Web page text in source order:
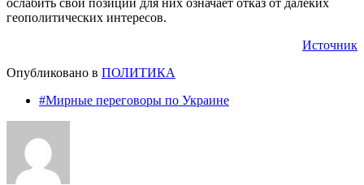
геополитических интересов.
Источник
Опубликовано в ПОЛИТИКА
#Мирные переговоры по Украине